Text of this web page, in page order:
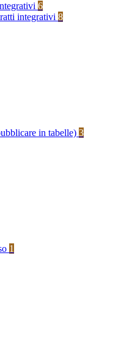
6
integrativi 8
in tabelle) 3
1